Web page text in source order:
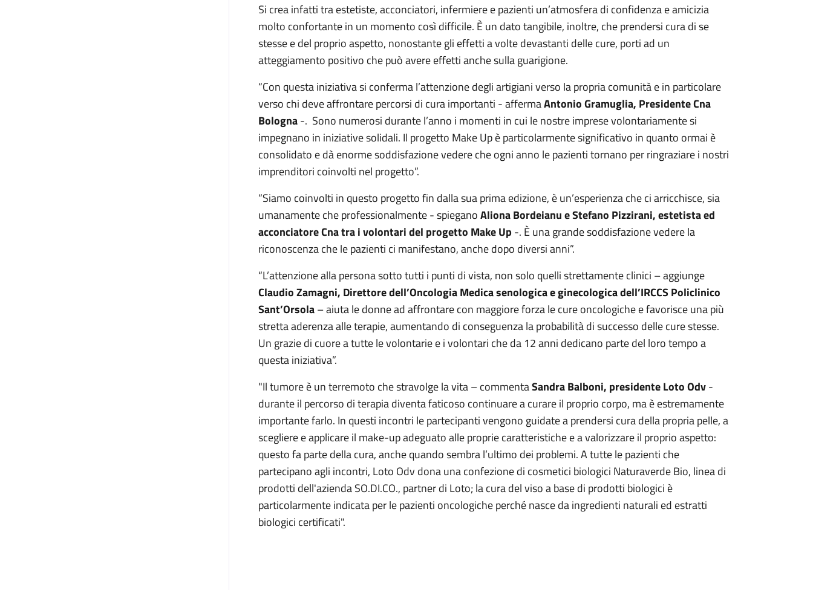
Si crea infatti tra estetiste, acconciatori, infermiere e pazienti un’atmosfera di confidenza e amicizia
molto confortante in un momento così difficile. È un dato tangibile, inoltre, che prendersi cura di se
stesse e del proprio aspetto, nonostante gli effetti a volte devastanti delle cure, porti ad un
atteggiamento positivo che può avere effetti anche sulla guarigione.
“Con questa iniziativa si conferma l’attenzione degli artigiani verso la propria comunità e in particolare
verso chi deve affrontare percorsi di cura importanti - affermaAntonio Gramuglia, Presidente Cna
Bologna-. Sono numerosi durante l’anno i momenti in cui le nostre imprese volontariamente si
impegnano in iniziative solidali. Il progetto Make Up è particolarmente significativo in quanto ormai è
consolidato e dà enorme soddisfazione vedere che ogni anno le pazienti tornano per ringraziare i nostri
imprenditori coinvolti nel progetto”.
“Siamo coinvolti in questo progetto fin dalla sua prima edizione, è un’esperienza che ci arricchisce, sia
umanamente che professionalmente - spieganoAliona Bordeianu e Stefano Pizzirani, estetista ed
acconciatore Cna tra i volontari del progetto Make Up -. È una grande soddisfazione vedere la
riconoscenza che le pazienti ci manifestano, anche dopo diversi anni”.
“L’attenzione alla persona sotto tutti i punti di vista, non solo quelli strettamente clinici – aggiunge
Claudio Zamagni, Direttore dell’Oncologia Medica senologica e ginecologica dell’IRCCS Policlinico
Sant’Orsola– aiuta le donne ad affrontare con maggiore forza le cure oncologiche e favorisce una più
stretta aderenza alle terapie, aumentando di conseguenza la probabilità di successo delle cure stesse.
Un grazie di cuore a tutte le volontarie e i volontari che da 12 anni dedicano parte del loro tempo a
questa iniziativa”.
"Il tumore è un terremoto che stravolge la vita – commentaSandra Balboni, presidente Loto Odv-
durante il percorso di terapia diventa faticoso continuare a curare il proprio corpo, ma è estremamente
importante farlo. In questi incontri le partecipanti vengono guidate a prendersi cura della propria pelle, a
scegliere e applicare il make-up adeguato alle proprie caratteristiche e a valorizzare il proprio aspetto:
questo fa parte della cura, anche quando sembra l’ultimo dei problemi. A tutte le pazienti che
partecipano agli incontri, Loto Odv dona una confezione di cosmetici biologici Naturaverde Bio, linea di
prodotti dell'azienda SO.DI.CO., partner di Loto; la cura del viso a base di prodotti biologici è
particolarmente indicata per le pazienti oncologiche perché nasce da ingredienti naturali ed estratti
biologici certificati".